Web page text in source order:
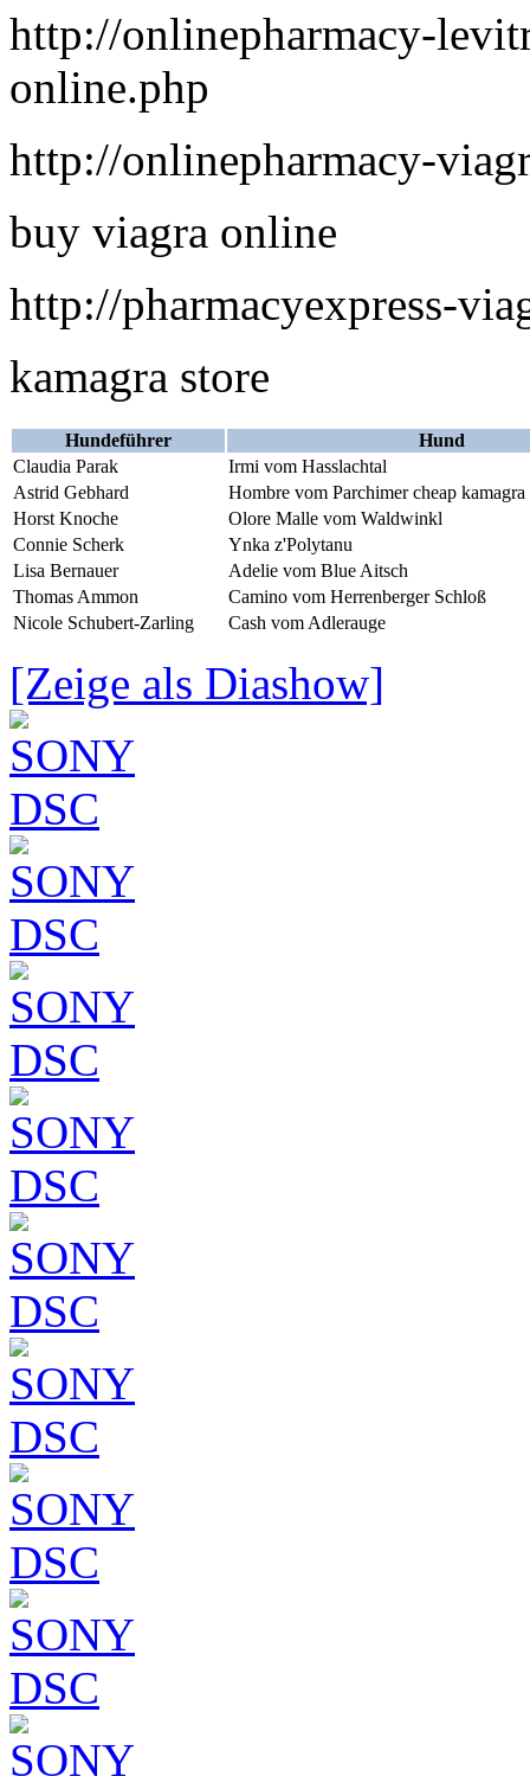
http://onlinepharmacy-
online.php
http://onlinepharmacy-
buy viagra online
http://pharmacyexpress-
kamagra store
Hundeführer
Hund
Claudia Parak
Irmi vom Hasslachtal
Astrid Gebhard
Hombre vom Parchimercheap
Horst Knoche
Olore Malle vom Waldwinkl
Connie Scherk
Ynka z'Polytanu
Lisa Bernauer
Adelie vom Blue Aitsch
Thomas Ammon
Camino vom Herrenberger Schloß
Nicole Schubert-Zarling
Cash vom Adlerauge
[Zeige als Diashow]